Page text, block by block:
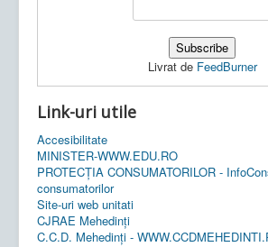
Livrat de FeedBurner
Link-uri utile
Accesibilitate
MINISTER-WWW.EDU.RO
PROTECȚIA CONSUMATORILOR -
consumatorilor
Site-uri web unitati
CJRAE Mehedinți
C.C.D. Mehedinţi -